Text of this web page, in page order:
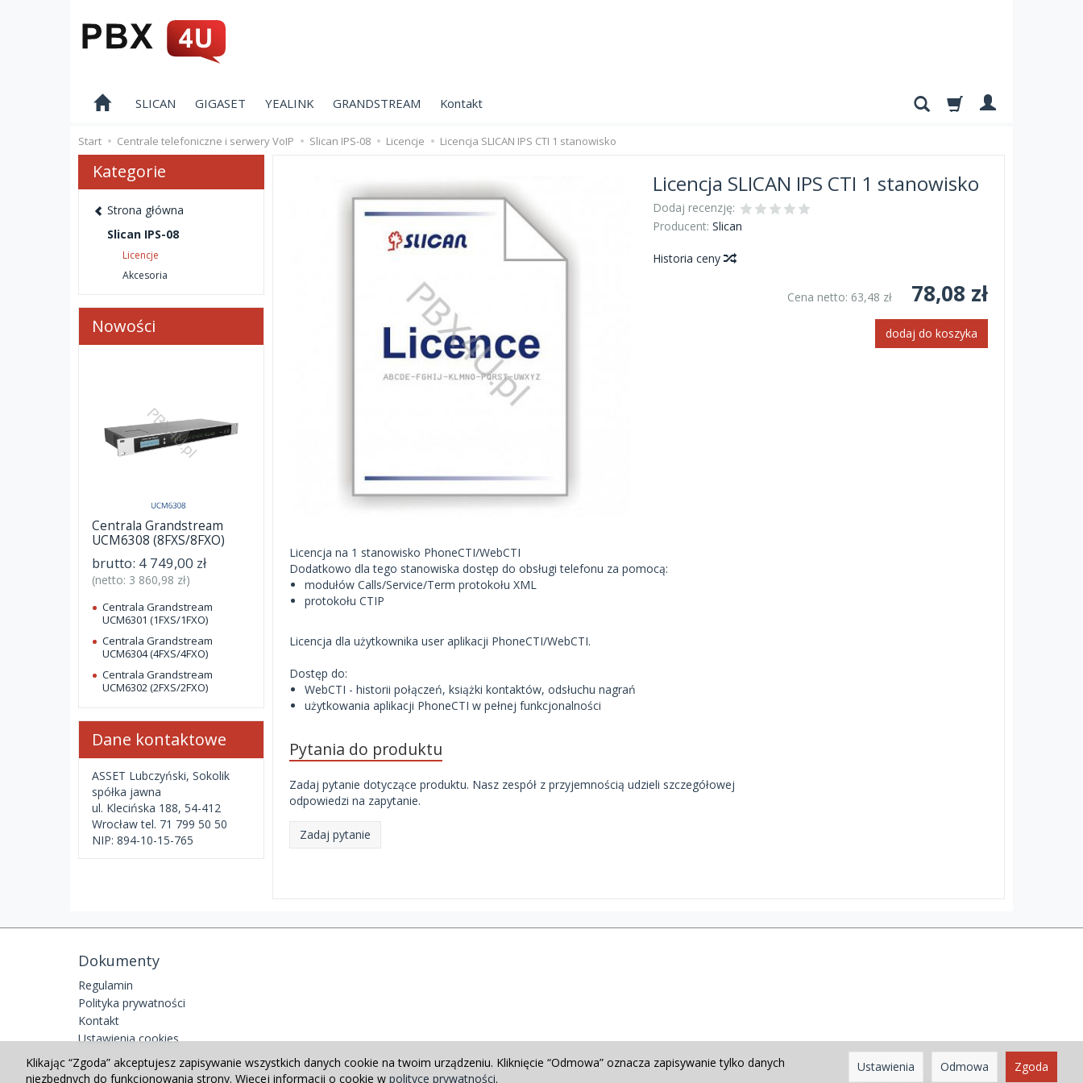
SLICAN GIGASET YEALINK GRANDSTREAM Kontakt
Start Centrale telefoniczne i serwery VoIP Slican IPS-08 Licencje Licencja SLICAN IPS CTI 1 stanowisko
Licencja SLICAN IPS CTI 1 stanowisko
Dodaj recenzję:
Producent: Slican
Historia ceny
Cena netto: 63,48 zł 78,08 zł
dodaj do koszyka
Licencja na 1 stanowisko PhoneCTI/WebCTI
Dodatkowo dla tego stanowiska dostęp do obsługi telefonu za pomocą:
modułów Calls/Service/Term protokołu XML
protokołu CTIP
Licencja dla użytkownika user aplikacji PhoneCTI/WebCTI.
Dostęp do:
WebCTI - historii połączeń, książki kontaktów, odsłuchu nagrań
użytkowania aplikacji PhoneCTI w pełnej funkcjonalności
Pytania do produktu
Zadaj pytanie dotyczące produktu. Nasz zespół z przyjemnością udzieli szczegółowej
odpowiedzi na zapytanie.
Zadaj pytanie
Kategorie
Strona główna
Slican IPS-08
Licencje
Akcesoria
Nowości
Centrala Grandstream
UCM6308 (8FXS/8FXO)
brutto: 4 749,00 zł
(netto: 3 860,98 zł)
Centrala Grandstream
UCM6301 (1FXS/1FXO)
Centrala Grandstream
UCM6304 (4FXS/4FXO)
Centrala Grandstream
UCM6302 (2FXS/2FXO)
Dane kontaktowe
ASSET Lubczyński, Sokolik
spółka jawna
ul. Klecińska 188, 54-412
Wrocław tel. 71 799 50 50
NIP: 894-10-15-765
Dokumenty
Regulamin
Polityka prywatności
Kontakt
Ustawienia cookies
Klikając “Zgoda” akceptujesz zapisywanie wszystkich danych cookie na twoim urządzeniu. Kliknięcie “Odmowa” oznacza zapisywanie tylko danych
niezbędnych do funkcjonowania strony. Więcej informacji o cookie w polityce prywatności.
Ustawienia Odmowa Zgoda